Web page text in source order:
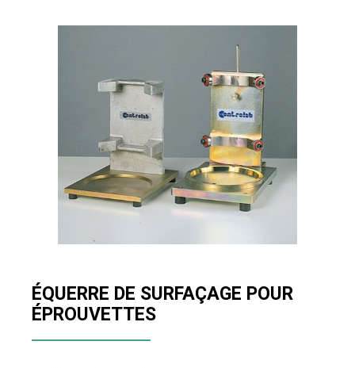
ÉQUERRE DE SURFAÇAGE POUR
ÉPROUVETTES